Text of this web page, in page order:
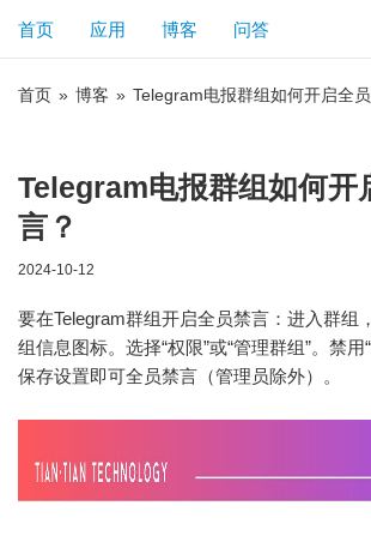
首页 应用 博客 问答
首页 » 博客 » Telegram电报群组如何开启全
Telegram电报群组如何开
言？
2024-10-12
要在Telegram群组开启全员禁言：进入群组
组信息图标。选择“权限”或“管理群组”。禁用
保存设置即可全员禁言（管理员除外）。